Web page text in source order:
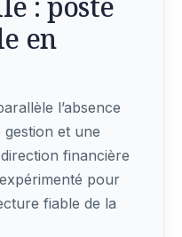
en
l’absence
et une
financière
pour
fiable de la